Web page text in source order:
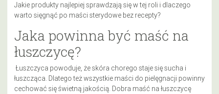
Jakie produkty najlepiej sprawdzają się w tej roli i dlaczego
warto sięgnąć po maści sterydowe bez recepty?
Jaka powinna być maść na
łuszczycę?
Łuszczyca powoduje, że skóra chorego staje się sucha i
łuszcząca. Dlatego też wszystkie maści do pielęgnacji powinny
cechować się świetną jakością. Dobra maść na łuszczycę